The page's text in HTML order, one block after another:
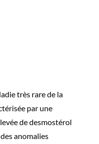
très rare de la
par une
de desmostérol
anomalies